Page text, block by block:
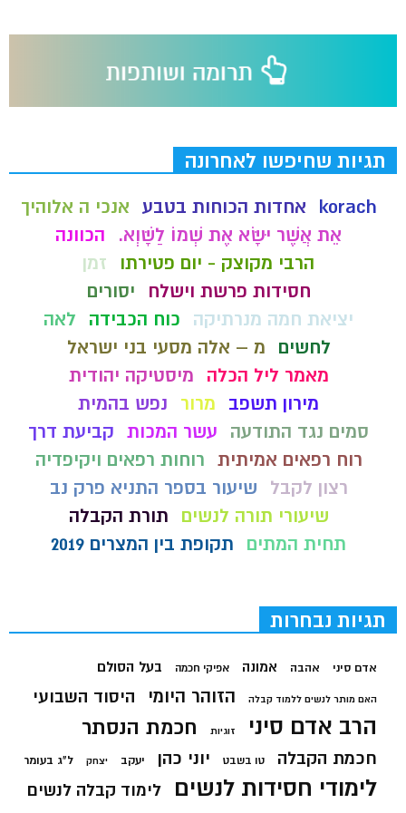
תגיות שחיפשו לאחרונה
korach אחדות הכוחות בטבע אנכי ה אלוהיך
אֵת אֲשֶׁר יִשָּׂא אֶת שְׁמוֹ לַשָּׁוְא.
הכוונה
הרבי מקוצק - יום פטירתו
זמן
חסידות פרשת וישלח
יסורים
יציאת חמה מנרתיקה
כוח הכבידה
לאה
לחשים
מ – אלה מסעי בני ישראל
מאמר ליל הכלה
מיסטיקה יהודית
מירון תשפב
מרור
נפש בהמית
סמים נגד התודעה
עשר המכות קביעת דרך
רוח רפאים אמיתית רוחות רפאים ויקיפדיה
רצון לקבל
שיעור בספר התניא פרק נב
שיעורי תורה לנשים
תורת הקבלה
תחית המתים
תקופת בין המצרים 2019
תגיות נבחרות
אדם סיני אהבה אמונה אפיקי חכמה בעל הסולם
האם מותר לנשים ללמוד קבלה הזוהר היומי היסוד השבועי
הרב אדם סיני זוגיות חכמת הנסתר
חכמת הקבלה טו בשבט יוני כהן יעקב יצחק ל"ג בעומר
לימודי חסידות לנשים לימוד קבלה לנשים